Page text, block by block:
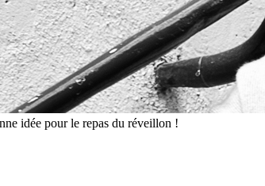
idée pour le repas du réveillon !